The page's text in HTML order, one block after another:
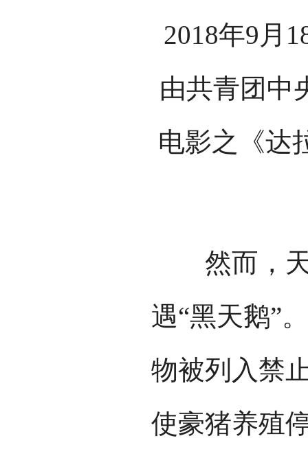
2018年9月
由共青团中
电影之《达
然而，天
遇“黑天鹅”
物被列入禁
使豪猪养殖